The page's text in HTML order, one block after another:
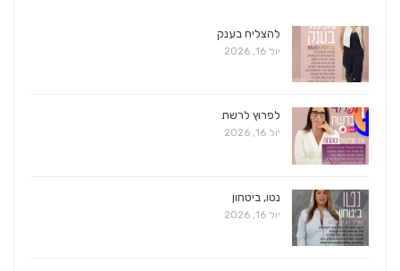
להצליח בענק
יול 16, 2026
לפרוץ לרשת
יול 16, 2026
נטו, ביטחון
יול 16, 2026